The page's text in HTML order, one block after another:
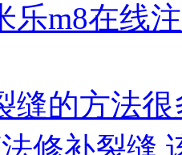
乐m8在线
缝的方法